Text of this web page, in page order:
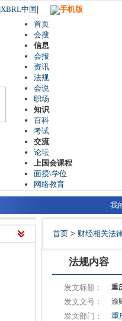
XBRL中国
手机版
首页
会搜
信息
会报
资讯
法规
会说
职场
知识
百科
考试
交流
论坛
上国会课程
面授\学位
网络教育
我
首页 > 财经相关法
法规内容
发文标题： 重
发文文号： 渝
发文部门： 重